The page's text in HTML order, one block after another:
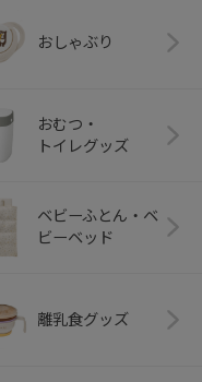
おしゃぶり
おむつ・
トイレグッズ
ベビーふとん・ベ
ビーベッド
離乳食グッズ